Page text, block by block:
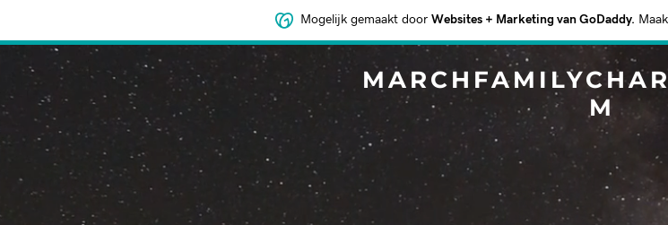
Mogelijk gemaakt door Websites + Marketing van GoDaddy.
M